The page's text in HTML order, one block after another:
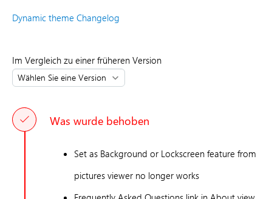
Dynamic theme Changelog
Im Vergleich zu einer früheren Version
Was wurde behoben
Set as Background or Lockscreen feature from
pictures viewer no longer works